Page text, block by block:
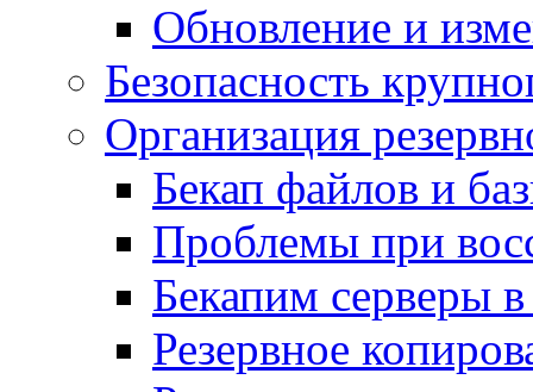
Обновление и
Безопасность
Организация
Бекап файлов и
Проблемы при
Бекапим серверы
Резервное